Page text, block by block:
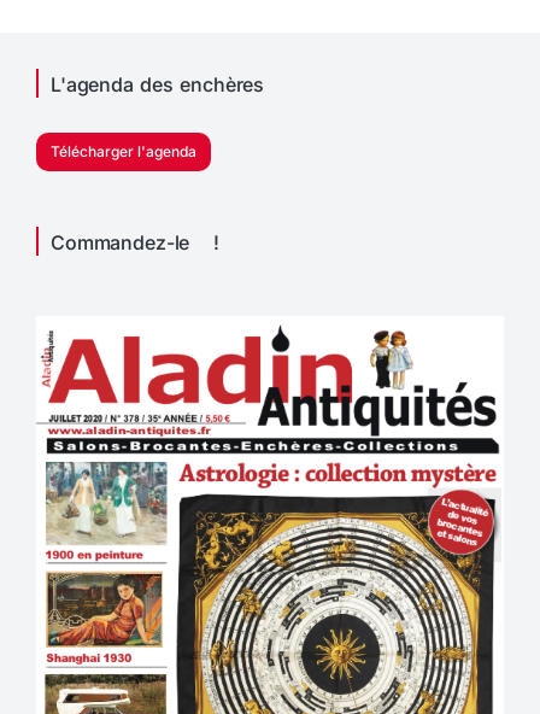
L'agenda des enchères
Télécharger l'agenda
Commandez-le !